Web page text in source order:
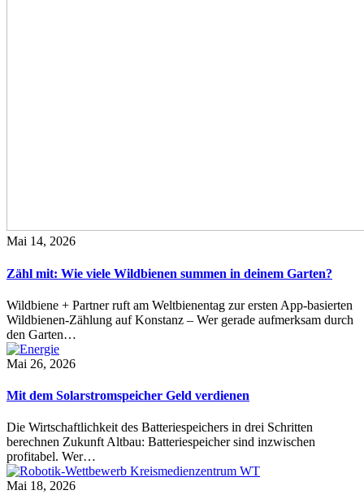
Mai 14, 2026
Zähl mit: Wie viele Wildbienen summen in deinem Garten?
Wildbiene + Partner ruft am Weltbienentag zur ersten App-basierten
Wildbienen-Zählung auf Konstanz – Wer gerade aufmerksam durch
den Garten…
Mai 26, 2026
Mit dem Solarstromspeicher Geld verdienen
Die Wirtschaftlichkeit des Batteriespeichers in drei Schritten
berechnen Zukunft Altbau: Batteriespeicher sind inzwischen
profitabel. Wer…
Mai 18, 2026